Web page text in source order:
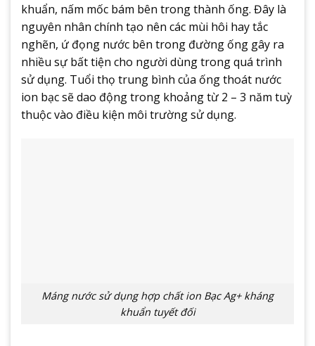
khuẩn, nấm mốc bám bên trong thành ống. Đây là
nguyên nhân chính tạo nên các mùi hôi hay tắc
nghẽn, ứ đọng nước bên trong đường ống gây ra
nhiều sự bất tiện cho người dùng trong quá trình
sử dụng. Tuổi thọ trung bình của ống thoát nước
ion bạc sẽ dao động trong khoảng từ 2 – 3 năm tuỳ
thuộc vào điều kiện môi trường sử dụng.
Máng nước sử dụng hợp chất ion Bạc Ag+ kháng
khuẩn tuyết đối